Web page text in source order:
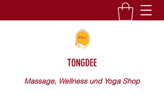
TONGDEE
Massage, Wellness und Yoga Shop